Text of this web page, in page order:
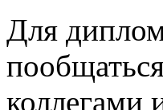
Для
коллегами